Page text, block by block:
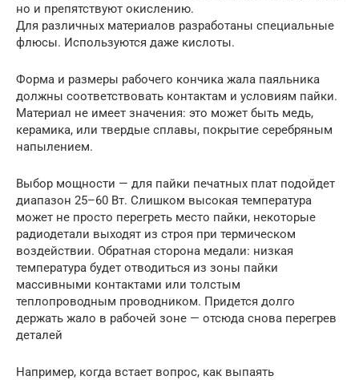
но и препятствуют окислению.
Для различных материалов разработаны специальные
флюсы. Используются даже кислоты.
Форма и размеры рабочего кончика жала паяльника
должны соответствовать контактам и условиям пайки.
Материал не имеет значения: это может быть медь,
керамика, или твердые сплавы, покрытие серебряным
напылением.
Выбор мощности — для пайки печатных плат подойдет
диапазон 25–60 Вт. Слишком высокая температура
может не просто перегреть место пайки, некоторые
радиодетали выходят из строя при термическом
воздействии. Обратная сторона медали: низкая
температура будет отводиться из зоны пайки
массивными контактами или толстым
теплопроводным проводником. Придется долго
держать жало в рабочей зоне — отсюда снова перегрев
деталей
Например, когда встает вопрос, как выпаять